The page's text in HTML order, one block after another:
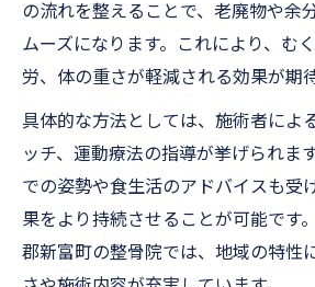
の流れを整えることで、老廃物や余
ムーズになります。これにより、む
労、体の重さが軽減される効果が期
具体的な方法としては、施術者によ
ッチ、運動療法の指導が挙げられま
での姿勢や食生活のアドバイスも受
果をより持続させることが可能です
郡新富町の整骨院では、地域の特性